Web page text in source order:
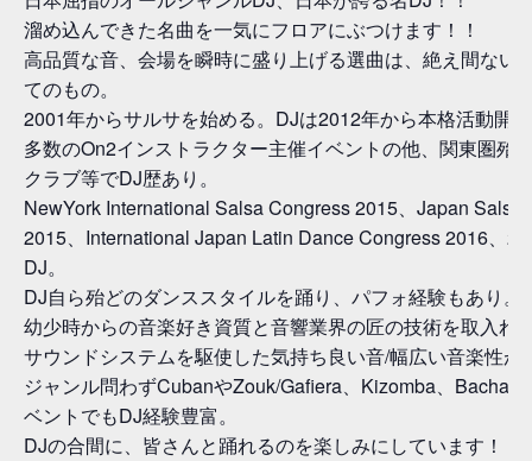
溜め込んできた名曲を一気にフロアにぶつけます！！
高品質な音、会場を瞬時に盛り上げる選曲は、絶え間ない
てのもの。
2001年からサルサを始める。DJは2012年から本格活動開
多数のOn2インストラクター主催イベントの他、関東圏殆
クラブ等でDJ歴あり。
NewYork International Salsa Congress 2015、Japan Salsa
2015、International Japan Latin Dance Congress 2016、
DJ。
DJ自ら殆どのダンススタイルを踊り、パフォ経験もあり。
幼少時からの音楽好き資質と音響業界の匠の技術を取入れ
サウンドシステムを駆使した気持ち良い音/幅広い音楽性が
ジャンル問わずCubanやZouk/Gafiera、Kizomba、Bachata
ベントでもDJ経験豊富。
DJの合間に、皆さんと踊れるのを楽しみにしています！！